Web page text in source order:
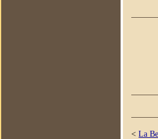
<La